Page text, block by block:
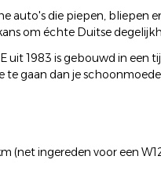
auto's die piepen, bliepen
om échte Duitse
uit 1983 is gebouwd in een
gaan dan je
(net ingereden voor een